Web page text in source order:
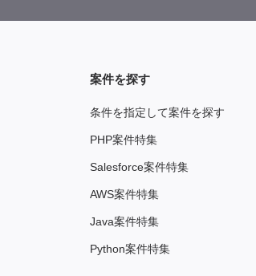
案件を探す
条件を指定して案件を探す
PHP案件特集
Salesforce案件特集
AWS案件特集
Java案件特集
Python案件特集